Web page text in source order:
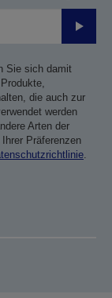
Sie sich damit
die auch zur
werden
Arten der
Präferenzen
.